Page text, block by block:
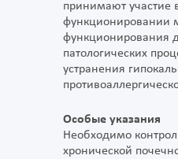
принимают участие
функционировании
функционирования
патологических
устранения
Особые указания
Необходимо
хронической